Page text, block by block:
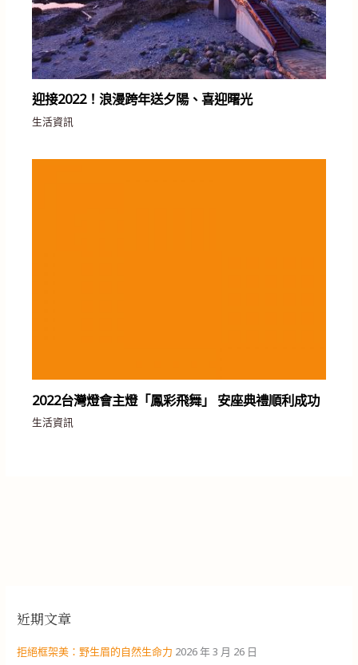
迎接2022！浪漫跨年送夕陽、喜迎曙光
生活資訊
2022台灣燈會主燈「鳳彩飛舞」 安座典禮順利成功
生活資訊
近期文章
拒絕框架美：野生眉的自然生命力 2026 年 3 月 26 日